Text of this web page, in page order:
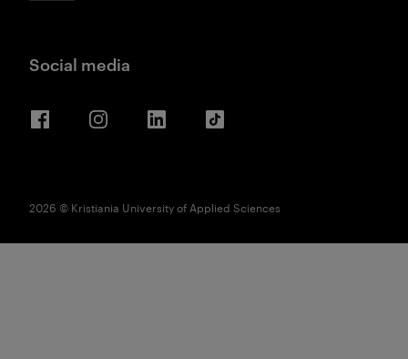
Social media
2026 © Kristiania University of Applied Sciences